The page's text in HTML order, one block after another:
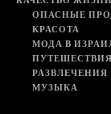
ОПАСНЫЕ
КРАСОТА
МОДА В
ПУТЕШЕСТВИЯ
РАЗВЛЕЧЕНИЯ
МУЗЫКА